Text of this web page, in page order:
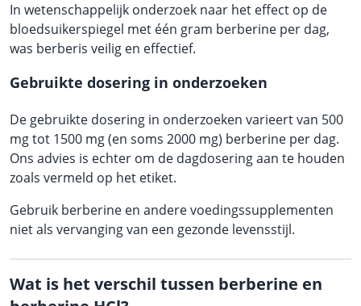
In wetenschappelijk onderzoek naar het effect op de
bloedsuikerspiegel met één gram berberine per dag,
was berberis veilig en effectief.
Gebruikte dosering in onderzoeken
De gebruikte dosering in onderzoeken varieert van 500
mg tot 1500 mg (en soms 2000 mg) berberine per dag.
Ons advies is echter om de dagdosering aan te houden
zoals vermeld op het etiket.
Gebruik berberine en andere voedingssupplementen
niet als vervanging van een gezonde levensstijl.
Wat is het verschil tussen berberine en